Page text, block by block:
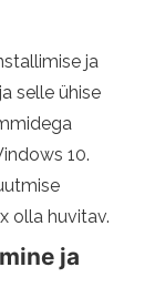
ja
selle ühise
10.
olla huvitav.
ja